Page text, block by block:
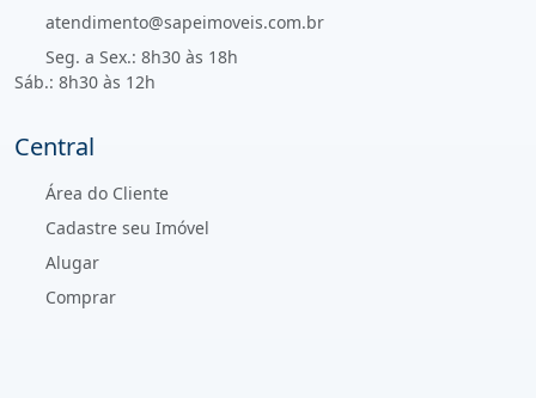
atendimento@sapeimoveis.com.br
Seg. a Sex.: 8h30 às 18h
Sáb.: 8h30 às 12h
Central
Área do Cliente
Cadastre seu Imóvel
Alugar
Comprar